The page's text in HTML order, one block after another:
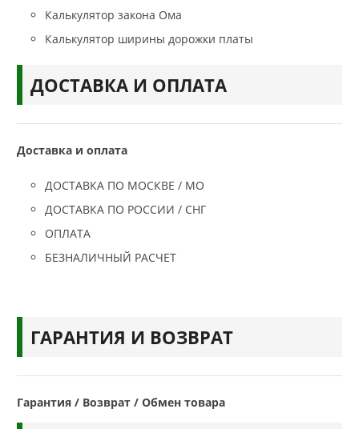
Калькулятор закона Ома
Калькулятор ширины дорожки платы
ДОСТАВКА И ОПЛАТА
Доставка и оплата
ДОСТАВКА ПО МОСКВЕ / МО
ДОСТАВКА ПО РОССИИ / СНГ
ОПЛАТА
БЕЗНАЛИЧНЫЙ РАСЧЕТ
ГАРАНТИЯ И ВОЗВРАТ
Гарантия / Возврат / Обмен товара